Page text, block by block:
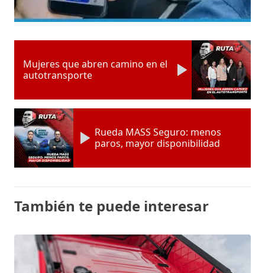
Mujeres que abren camino en el
autotransporte
Rueda MASS Seguro: menos
paros, mayor disponibilidad
También te puede interesar